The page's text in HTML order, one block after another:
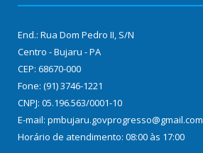
End.: Rua Dom Pedro II, S/N
Centro - Bujaru - PA
CEP: 68670-000
Fone: (91) 3746-1221
CNPJ: 05.196.563/0001-10
E-mail: pmbujaru.govprogresso@gmail.com
Horário de atendimento: 08:00 às 17:00